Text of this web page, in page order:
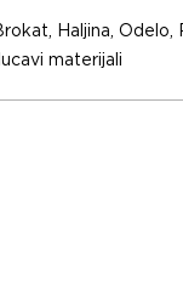
, Haljina, Odelo,
materijali